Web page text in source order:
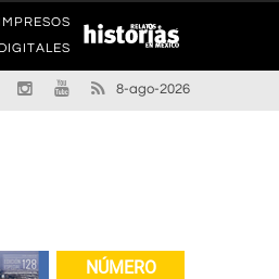
8-ago-2026
NÚMERO